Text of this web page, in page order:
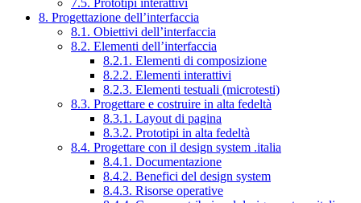
8. Progettazione dell’interfaccia
8.1. Obiettivi dell’interfaccia
8.2. Elementi dell’interfaccia
8.2.1. Elementi di composizione
8.2.2. Elementi interattivi
8.2.3. Elementi testuali (microtesti)
8.3. Progettare e costruire in alta fedeltà
8.3.1. Layout di pagina
8.3.2. Prototipi in alta fedeltà
8.4. Progettare con il design system .italia
8.4.1. Documentazione
8.4.2. Benefici del design system
8.4.3. Risorse operative